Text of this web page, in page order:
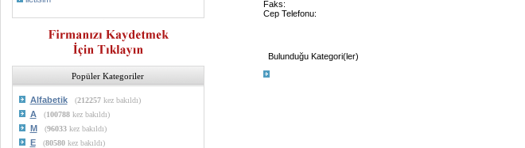
Popüler Kategoriler
Alfabetik (212257kez bakıldı)
A (100788kez bakıldı)
M (96033kez bakıldı)
E (80580kez bakıldı)
Faks:
Cep Telefonu:
Bulunduğu Kategori(ler)